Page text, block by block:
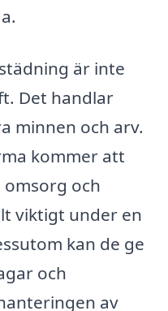
är inte
Det handlar
minnen och arv.
kommer att
och
viktigt under en
kan de ge
och
av